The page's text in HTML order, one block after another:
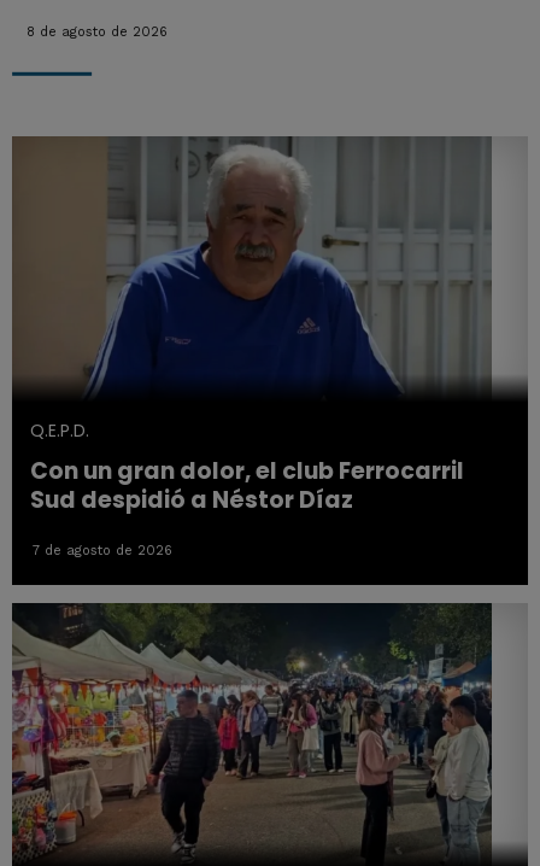
8 de agosto de 2026
Q.E.P.D.
Con un gran dolor, el club Ferrocarril
Sud despidió a Néstor Díaz
7 de agosto de 2026